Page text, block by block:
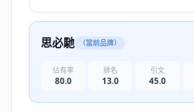
思必馳 （當前品牌）
佔有率
80.0
排名
13.0
引文
45.0